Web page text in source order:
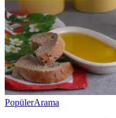
PopülerArama